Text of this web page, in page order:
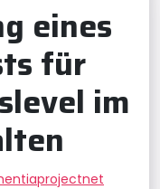
eines
für
im